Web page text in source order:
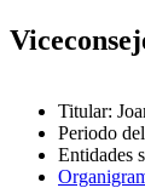
Titular:
Periodo
Entidades